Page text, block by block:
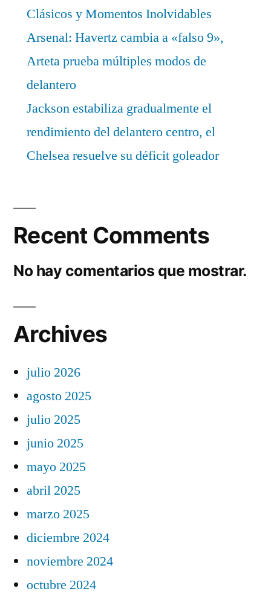
Clásicos y Momentos Inolvidables
Arsenal: Havertz cambia a «falso 9»,
Arteta prueba múltiples modos de
delantero
Jackson estabiliza gradualmente el
rendimiento del delantero centro, el
Chelsea resuelve su déficit goleador
Recent Comments
No hay comentarios que mostrar.
Archives
julio 2026
agosto 2025
julio 2025
junio 2025
mayo 2025
abril 2025
marzo 2025
diciembre 2024
noviembre 2024
octubre 2024